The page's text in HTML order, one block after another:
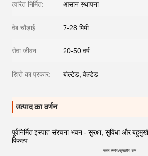
त्वरित निर्मित: आसान स्थापना
वेब चौड़ाई: 7-28 मिमी
सेवा जीवन: 20-50 वर्ष
रिश्ते का प्रकार: बोल्टेड, वेल्डेड
उत्पाद का वर्णन
पूर्वनिर्मित इस्पात संरचना भवन - सुरक्षा, सुविधा और
विकल्प
एकल-स्तरीय/बहुस्तरीय भवन